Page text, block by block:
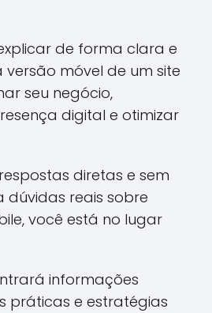
de forma clara e
móvel de um site
seu negócio,
digital e otimizar
diretas e sem
reais sobre
você está no lugar
informações
práticas e estratégias